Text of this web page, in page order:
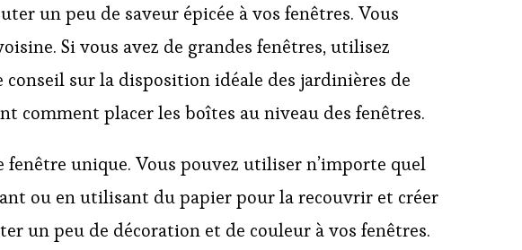
un peu de saveur épicée à vos fenêtres. Vous
Si vous avez de grandes fenêtres, utilisez
sur la disposition idéale des jardinières de
comment placer les boîtes au niveau des fenêtres.
unique. Vous pouvez utiliser n’importe quel
ou en utilisant du papier pour la recouvrir et créer
un peu de décoration et de couleur à vos fenêtres.